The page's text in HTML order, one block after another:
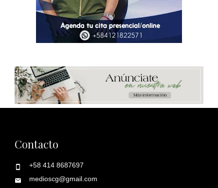
Contacto
+58 414 8687697
medioscg@gmail.com